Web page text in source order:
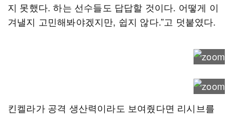
지 못했다. 하는 선수들도 답답할 것이다. 어떻게 이
겨낼지 고민해봐야겠지만, 쉽지 않다.”고 덧붙였다.
킨켈라가 공격 생산력이라도 보여줬다면 리시브를